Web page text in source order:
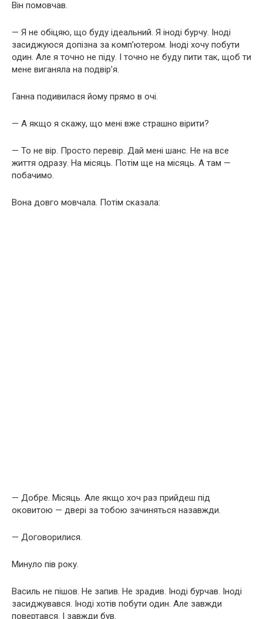
Він помовчав.
— Я не обіцяю, що буду ідеальний. Я іноді бурчу. Іноді
засиджуюся допізна за комп’ютером. Іноді хочу побути
один. Але я точно не піду. І точно не буду пити так, щоб ти
мене виганяла на подвір’я.
Ганна подивилася йому прямо в очі.
— А якщо я скажу, що мені вже страшно вірити?
— То не вір. Просто перевір. Дай мені шанс. Не на все
життя одразу. На місяць. Потім ще на місяць. А там —
побачимо.
Вона довго мовчала. Потім сказала:
— Добре. Місяць. Але якщо хоч раз прийдеш під
оковитою — двері за тобою зачиняться назавжди.
— Договорилися.
Минуло пів року.
Василь не пішов. Не запив. Не зрадив. Іноді бурчав. Іноді
засиджувався. Іноді хотів побути один. Але завжди
повертався. І завжди був.